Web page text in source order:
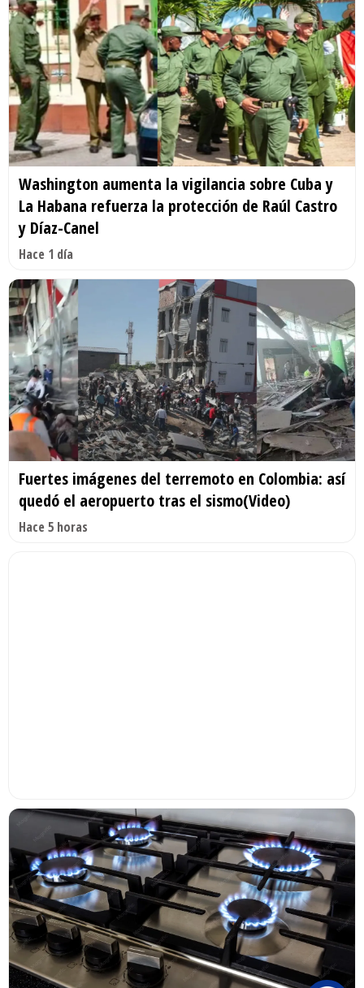
Washington aumenta la vigilancia sobre Cuba y
La Habana refuerza la protección de Raúl Castro
y Díaz-Canel
Hace 1 día
Fuertes imágenes del terremoto en Colombia: así
quedó el aeropuerto tras el sismo(Video)
Hace 5 horas